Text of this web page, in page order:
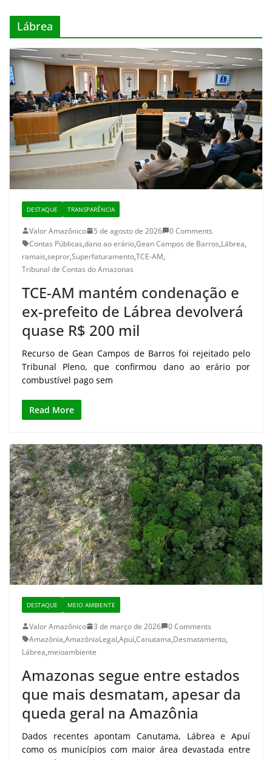
Lábrea
DESTAQUE TRANSPARÊNCIA
Valor Amazônico 5 de agosto de 2026
0 Comments
Contas Públicas,dano ao erário,Gean Campos de Barros,Lábrea,
ramais,sepror,Superfaturamento,TCE-AM,
Tribunal de Contas do Amazonas
TCE-AM mantém condenação e
ex-prefeito de Lábrea devolverá
quase R$ 200 mil
Recurso de Gean Campos de Barros foi rejeitado pelo
Tribunal Pleno, que confirmou dano ao erário por
combustível pago sem
Read More
DESTAQUE MEIO AMBIENTE
Valor Amazônico 3 de março de 2026
0 Comments
Amazônia,AmazôniaLegal,Apuí,Canutama,Desmatamento,
Lábrea,meioambiente
Amazonas segue entre estados
que mais desmatam, apesar da
queda geral na Amazônia
Dados recentes apontam Canutama, Lábrea e Apuí
como os municípios com maior área devastada entre